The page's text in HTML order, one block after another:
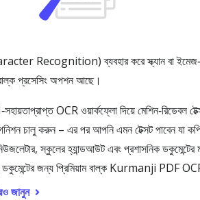
Recognition) ব্যবহার করে স্ক্যান বা
প্রসেসিং অপশন আছে।
OCR ওয়ার্কফ্লো দিয়ে
চালু করুন – এর পর আপনি এমন টেক্সট পাবেন যা
স্কুলের হ্যান্ডআউট এবং প্রশাসনিক ডকুমেন্টের
জন্য প্রিমিয়াম বাল্ক Kurmanji PDF
জানুন